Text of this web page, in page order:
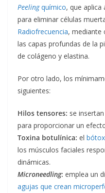
Peelingquímico, que aplica
para eliminar células
Radiofrecuencia, mediante
las capas profundas de la
de colágeno y elastina.
Por otro lado, los
siguientes:
Hilos tensores: se
para proporcionar un
Toxina botulínica: el bótox
los músculos faciales
dinámicas.
Microneedling: emplea un
agujas que crean